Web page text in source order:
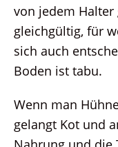
von jedem Halter
gleichgültig, für
sich auch
Boden ist tabu.
Wenn man
gelangt Kot und